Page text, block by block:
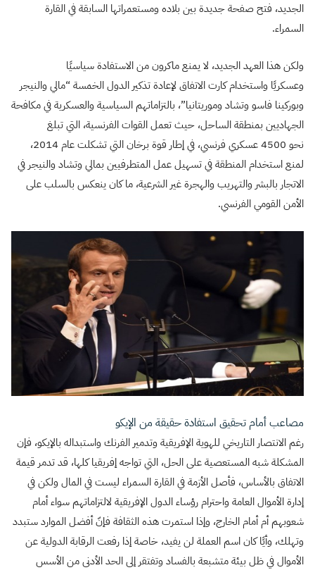
الجديد، فتح صفحة جديدة بين بلاده ومستعمراتها السابقة في القارة
السمراء.
ولكن هذا العهد الجديد، لا يمنع ماكرون من الاستفادة سياسيًا
وعسكريًا واستخدام كارت الاتفاق لإعادة تذكير الدول الخمسة “مالي والنيجر
وبوركينا فاسو وتشاد وموريتانيا”، بالتزاماتهم السياسية والعسكرية في مكافحة
الجهاديين بمنطقة الساحل، حيث تعمل القوات الفرنسية، التي تبلغ
نحو 4500 عسكري فرنسي، في إطار قوة برخان التي تشكلت عام 2014،
لمنع استخدام المنطقة في تسهيل عمل المتطرفيين بمالي وتشاد والنيجر في
الاتجار بالبشر والتهريب والهجرة غير الشرعية، ما كان ينعكس بالسلب على
الأمن القومي الفرنسي.
مصاعب أمام تحقيق استفادة حقيقة من الإيكو
رغم الانتصار التاريخي للهوية الإفريقية وتدمير الفرنك واستبداله بالإيكو، فإن
المشكلة شبه المستعصية على الحل، التي تواجه إفريقيا كلها، قد تدمر قيمة
الاتفاق بالأساس، فأصل الأزمة في القارة السمراء ليست في المال ولكن في
إدارة الأموال العامة واحترام رؤساء الدول الإفريقية لالتزاماتهم سواء أمام
شعوبهم أم أمام الخارج، وإذا استمرت هذه الثقافة فإنّ أفضل الموارد ستبدد
وتهلك، وأيًا كان اسم العملة لن يفيد، خاصة إذا رفعت الرقابة الدولية عن
الأموال في ظل بيئة متشبعة بالفساد وتفتقر إلى الحد الأدنى من الأسس